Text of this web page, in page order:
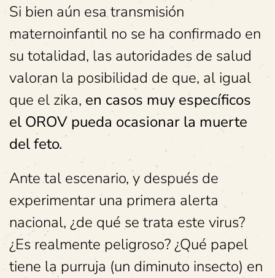
Si bien aún esa transmisión
maternoinfantil no se ha confirmado en
su totalidad, las autoridades de salud
valoran la posibilidad de que, al igual
que el zika, en casos muy específicos
el OROV pueda ocasionar la muerte
del feto.
Ante tal escenario, y después de
experimentar una primera alerta
nacional, ¿de qué se trata este virus?
¿Es realmente peligroso? ¿Qué papel
tiene la purruja (un diminuto insecto) en